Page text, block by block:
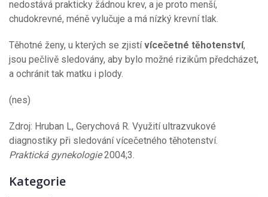
nedostává prakticky žádnou krev, a je proto menší,
chudokrevné, méně vylučuje a má nízký krevní tlak.
Těhotné ženy, u kterých se zjistívícečetné těhotenství,
jsou pečlivě sledovány, aby bylo možné rizikům předcházet,
a ochránit tak matku i plody.
(nes)
Zdroj: Hruban L, Gerychová R. Využití ultrazvukové
diagnostiky při sledování vícečetného těhotenství.
Praktická gynekologie2004;3.
Kategorie